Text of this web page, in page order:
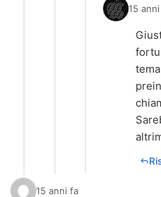
15
15 anni fa